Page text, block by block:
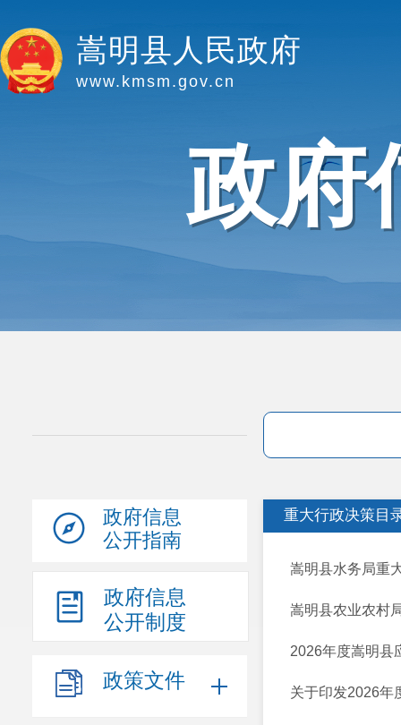
嵩明县人民政府
www.kmsm.gov.cn
政府
政府信息
公开指南
政府信息
公开制度
政策文件
重大行政决策目
嵩明县水务局重
嵩明县农业农村
2026年度嵩明县
关于印发2026年